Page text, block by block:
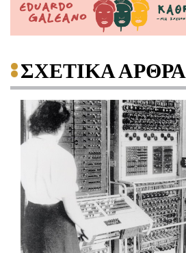
ΣΧΕΤΙΚΑ ΑΡΘΡΑ